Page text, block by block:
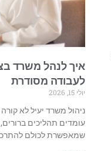
איך לנהל משרד
לעבודה מסודרת
יולי 15, 2026
ניהול משרד יעיל לא
עומדים תהליכים
שמאפשרת לכולם